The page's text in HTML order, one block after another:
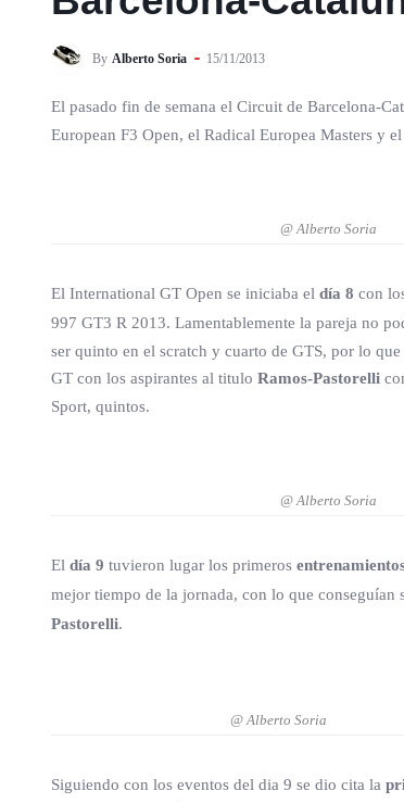
By Alberto Soria 15/11/2013
El pasado fin de semana el Circuit de Barcelona-
European F3 Open, el Radical Europea Masters y
@ Alberto Soria
El International GT Open se iniciaba el día 8 con
997 GT3 R 2013. Lamentablemente la pareja no
ser quinto en el scratch y cuarto de GTS, por lo
GT con los aspirantes al titulo Ramos-Pastorelli
Sport, quintos.
@ Alberto Soria
El día 9 tuvieron lugar los primeros
mejor tiempo de la jornada, con lo que conseguían
Pastorelli.
@ Alberto Soria
Siguiendo con los eventos del dia 9 se dio cita la